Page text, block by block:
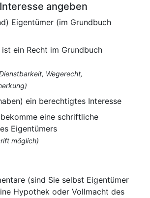
angeben
Eigentümer (im Grundbuch
ein Recht im Grundbuch
Wegerecht,
ein berechtigtes Interesse
eine schriftliche
Eigentümers
möglich)
(sind Sie selbst Eigentümer
Hypothek oder Vollmacht des